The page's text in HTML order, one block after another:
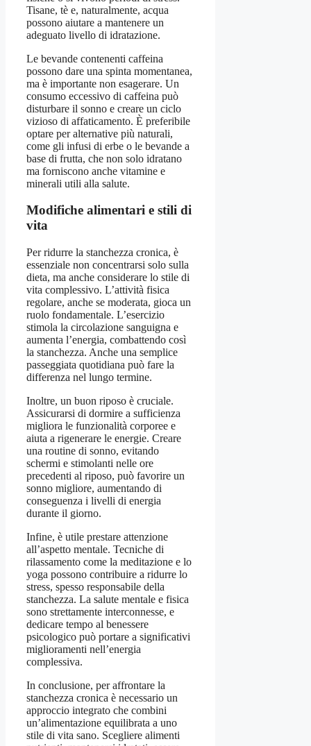
Tisane, tè e, naturalmente, acqua
possono aiutare a mantenere un
adeguato livello di idratazione.
Le bevande contenenti caffeina
possono dare una spinta momentanea,
ma è importante non esagerare. Un
consumo eccessivo di caffeina può
disturbare il sonno e creare un ciclo
vizioso di affaticamento. È preferibile
optare per alternative più naturali,
come gli infusi di erbe o le bevande a
base di frutta, che non solo idratano
ma forniscono anche vitamine e
minerali utili alla salute.
Modifiche alimentari e stili di
vita
Per ridurre la stanchezza cronica, è
essenziale non concentrarsi solo sulla
dieta, ma anche considerare lo stile di
vita complessivo. L’attività fisica
regolare, anche se moderata, gioca un
ruolo fondamentale. L’esercizio
stimola la circolazione sanguigna e
aumenta l’energia, combattendo così
la stanchezza. Anche una semplice
passeggiata quotidiana può fare la
differenza nel lungo termine.
Inoltre, un buon riposo è cruciale.
Assicurarsi di dormire a sufficienza
migliora le funzionalità corporee e
aiuta a rigenerare le energie. Creare
una routine di sonno, evitando
schermi e stimolanti nelle ore
precedenti al riposo, può favorire un
sonno migliore, aumentando di
conseguenza i livelli di energia
durante il giorno.
Infine, è utile prestare attenzione
all’aspetto mentale. Tecniche di
rilassamento come la meditazione e lo
yoga possono contribuire a ridurre lo
stress, spesso responsabile della
stanchezza. La salute mentale e fisica
sono strettamente interconnesse, e
dedicare tempo al benessere
psicologico può portare a significativi
miglioramenti nell’energia
complessiva.
In conclusione, per affrontare la
stanchezza cronica è necessario un
approccio integrato che combini
un’alimentazione equilibrata a uno
stile di vita sano. Scegliere alimenti